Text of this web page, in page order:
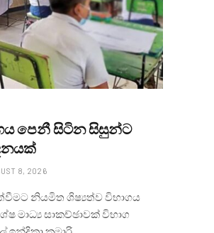
පෙනී සිටින සිසුන්ට
8, 2026
නියමිත ශිෂ්‍යත්ව විභාගය
මාධ්‍ය සාකච්ඡාවක් විභාග